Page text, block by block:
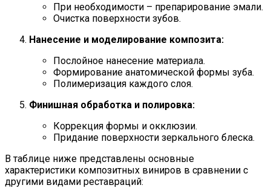
При необходимости – препарирование эмали.
Очистка поверхности зубов.
Нанесение и моделирование композита:
Послойное нанесение материала.
Формирование анатомической формы зуба.
Полимеризация каждого слоя.
Финишная обработка и полировка:
Коррекция формы и окклюзии.
Придание поверхности зеркального блеска.
В таблице ниже представлены основные
характеристики композитных виниров в сравнении с
другими видами реставраций: